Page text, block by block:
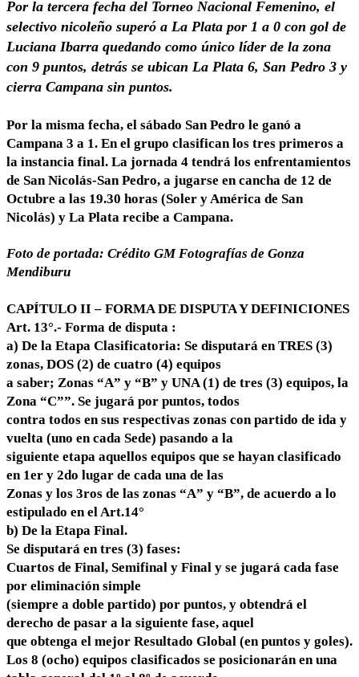
Por la tercera fecha del Torneo Nacional Femenino, el
selectivo nicoleño superó a La Plata por 1 a 0 con gol de
Luciana Ibarra quedando como único líder de la zona
con 9 puntos, detrás se ubican La Plata 6, San Pedro 3 y
cierra Campana sin puntos.
Por la misma fecha, el sábado San Pedro le ganó a
Campana 3 a 1. En el grupo clasifican los tres primeros a
la instancia final. La jornada 4 tendrá los enfrentamientos
de San Nicolás-San Pedro, a jugarse en cancha de 12 de
Octubre a las 19.30 horas (Soler y América de San
Nicolás) y La Plata recibe a Campana.
Foto de portada: Crédito GM Fotografías de Gonza
Mendiburu
CAPÍTULO II – FORMA DE DISPUTA Y DEFINICIONES
Art. 13°.- Forma de disputa :
a) De la Etapa Clasificatoria: Se disputará en TRES (3)
zonas, DOS (2) de cuatro (4) equipos
a saber; Zonas “A” y “B” y UNA (1) de tres (3) equipos, la
Zona “C””. Se jugará por puntos, todos
contra todos en sus respectivas zonas con partido de ida y
vuelta (uno en cada Sede) pasando a la
siguiente etapa aquellos equipos que se hayan clasificado
en 1er y 2do lugar de cada una de las
Zonas y los 3ros de las zonas “A” y “B”, de acuerdo a lo
estipulado en el Art.14°
b) De la Etapa Final.
Se disputará en tres (3) fases:
Cuartos de Final, Semifinal y Final y se jugará cada fase
por eliminación simple
(siempre a doble partido) por puntos, y obtendrá el
derecho de pasar a la siguiente fase, aquel
que obtenga el mejor Resultado Global (en puntos y goles).
Los 8 (ocho) equipos clasificados se posicionarán en una